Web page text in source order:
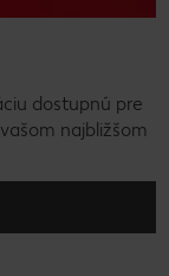
dostupnú pre
najbližšom